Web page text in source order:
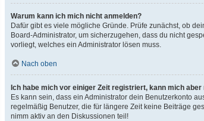
Warum kann ich mich nicht anmelden?
Dafür gibt es viele mögliche Gründe. Prüfe zunächst, ob
Board-Administrator, um sicherzugehen, dass du nicht
vorliegt, welches ein Administrator lösen muss.
Nach oben
Ich habe mich vor einiger Zeit registriert, kann mich
Es kann sein, dass ein Administrator dein Benutzerkonto
regelmäßig Benutzer, die für längere Zeit keine Beiträge
nimm aktiv an den Diskussionen teil!